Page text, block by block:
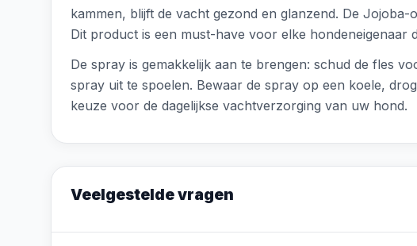
kammen, blijft de vacht gezond en glanzend. De
Dit product is een must-have voor elke
De spray is gemakkelijk aan te brengen: schud de fles
spray uit te spoelen. Bewaar de spray op een koele,
keuze voor de dagelijkse vachtverzorging van uw hond.
Veelgestelde vragen